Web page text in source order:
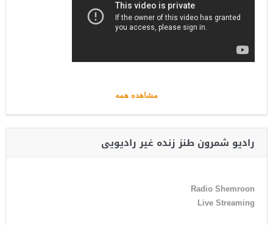
مشاهده همه
رادیو شمرون طنز زنده غیر رادیویی
Radio Shemroon
Live Streaming